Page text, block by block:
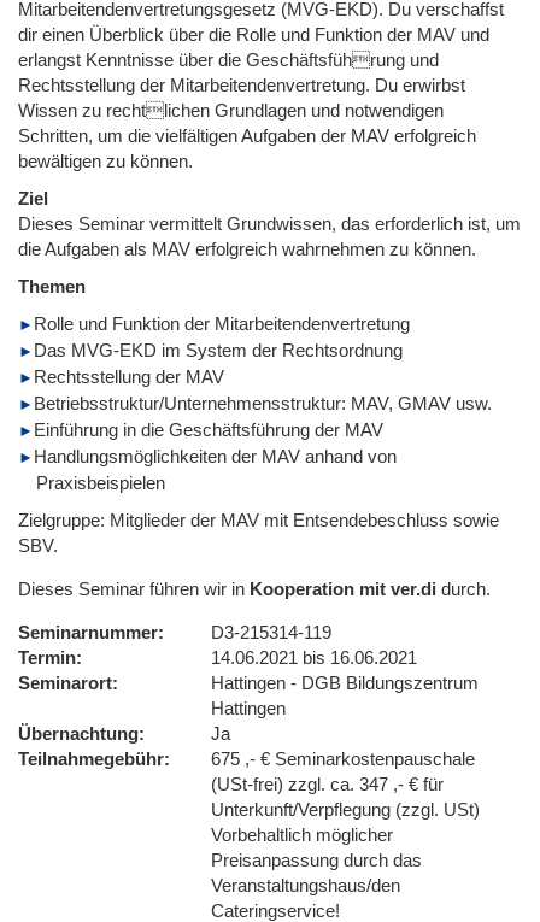
Mitarbeitendenvertretungsgesetz (MVG-EKD). Du verschaffst
dir einen Überblick über die Rolle und Funktion der MAV und
erlangst Kenntnisse über die Geschäftsführung und
Rechtsstellung der Mitarbeitendenvertretung. Du erwirbst
Wissen zu rechtlichen Grundlagen und notwendigen
Schritten, um die vielfältigen Aufgaben der MAV erfolgreich
bewältigen zu können.
Ziel
Dieses Seminar vermittelt Grundwissen, das erforderlich ist, um
die Aufgaben als MAV erfolgreich wahrnehmen zu können.
Themen
Rolle und Funktion der Mitarbeitendenvertretung
Das MVG-EKD im System der Rechtsordnung
Rechtsstellung der MAV
Betriebsstruktur/Unternehmensstruktur: MAV, GMAV usw.
Einführung in die Geschäftsführung der MAV
Handlungsmöglichkeiten der MAV anhand von
Praxisbeispielen
Zielgruppe: Mitglieder der MAV mit Entsendebeschluss sowie
SBV.
Dieses Seminar führen wir in Kooperation mit ver.di durch.
Seminarnummer
D3-215314-119
Termin
14.06.2021 bis 16.06.2021
Seminarort
Hattingen - DGB Bildungszentrum
Hattingen
Übernachtung
Ja
Teilnahmegebühr
675 ,- € Seminarkostenpauschale
(USt-frei) zzgl. ca. 347 ,- € für
Unterkunft/Verpflegung (zzgl. USt)
Vorbehaltlich möglicher
Preisanpassung durch das
Veranstaltungshaus/den
Cateringservice!